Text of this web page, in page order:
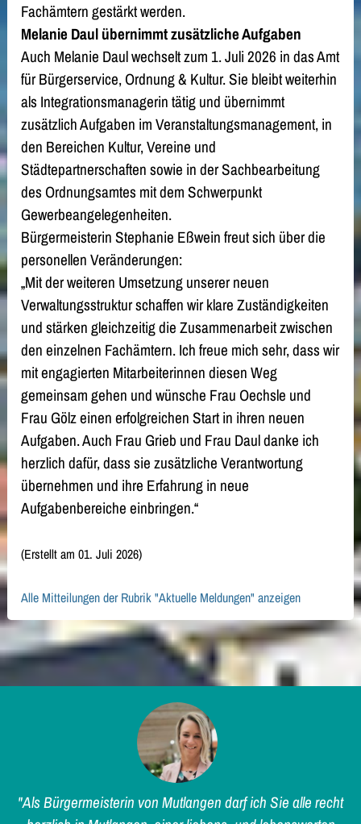
Fachämtern gestärkt werden.
Melanie Daul übernimmt zusätzliche Aufgaben
Auch Melanie Daul wechselt zum 1. Juli 2026 in das Amt
für Bürgerservice, Ordnung & Kultur. Sie bleibt weiterhin
als Integrationsmanagerin tätig und übernimmt
zusätzlich Aufgaben im Veranstaltungsmanagement, in
den Bereichen Kultur, Vereine und
Städtepartnerschaften sowie in der Sachbearbeitung
des Ordnungsamtes mit dem Schwerpunkt
Gewerbeangelegenheiten.
Bürgermeisterin Stephanie Eßwein freut sich über die
personellen Veränderungen:
„Mit der weiteren Umsetzung unserer neuen
Verwaltungsstruktur schaffen wir klare Zuständigkeiten
und stärken gleichzeitig die Zusammenarbeit zwischen
den einzelnen Fachämtern. Ich freue mich sehr, dass wir
mit engagierten Mitarbeiterinnen diesen Weg
gemeinsam gehen und wünsche Frau Oechsle und
Frau Gölz einen erfolgreichen Start in ihren neuen
Aufgaben. Auch Frau Grieb und Frau Daul danke ich
herzlich dafür, dass sie zusätzliche Verantwortung
übernehmen und ihre Erfahrung in neue
Aufgabenbereiche einbringen.“
(Erstellt am 01. Juli 2026)
Alle Mitteilungen der Rubrik "Aktuelle Meldungen" anzeigen
"Als Bürgermeisterin von Mutlangen darf ich Sie alle recht